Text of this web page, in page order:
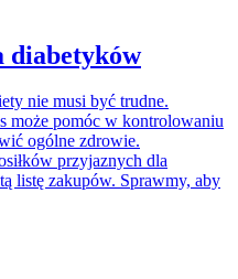
diabetyków
nie musi być trudne.
może pomóc w kontrolowaniu
ogólne zdrowie.
przyjaznych dla
listę zakupów. Sprawmy, aby